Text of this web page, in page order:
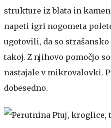
strukture iz blata in
napeti igri nogometa
ugotovili, da so
takoj. Z njihovo pomočjo
nastajale v mikrovalovki.
dobesedno.